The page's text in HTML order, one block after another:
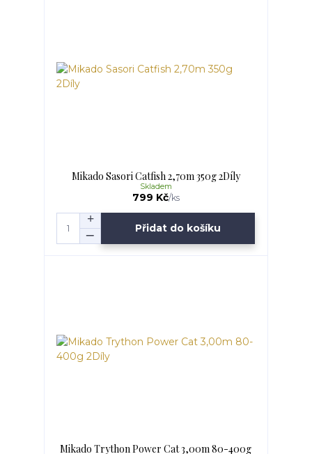
Mikado Sasori Catfish 2,70m 350g 2Díly
799 Kč/ks
Skladem
Přidat do košíku
Mikado Trython Power Cat 3,00m 80-400g